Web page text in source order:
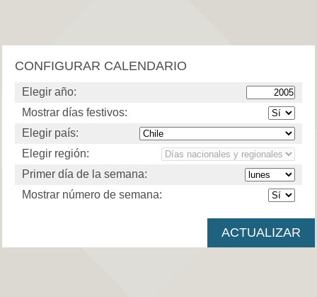
CONFIGURAR CALENDARIO
Elegir año:
Mostrar días festivos:
Elegir país:
Elegir región:
Primer día de la semana:
Mostrar número de semana: